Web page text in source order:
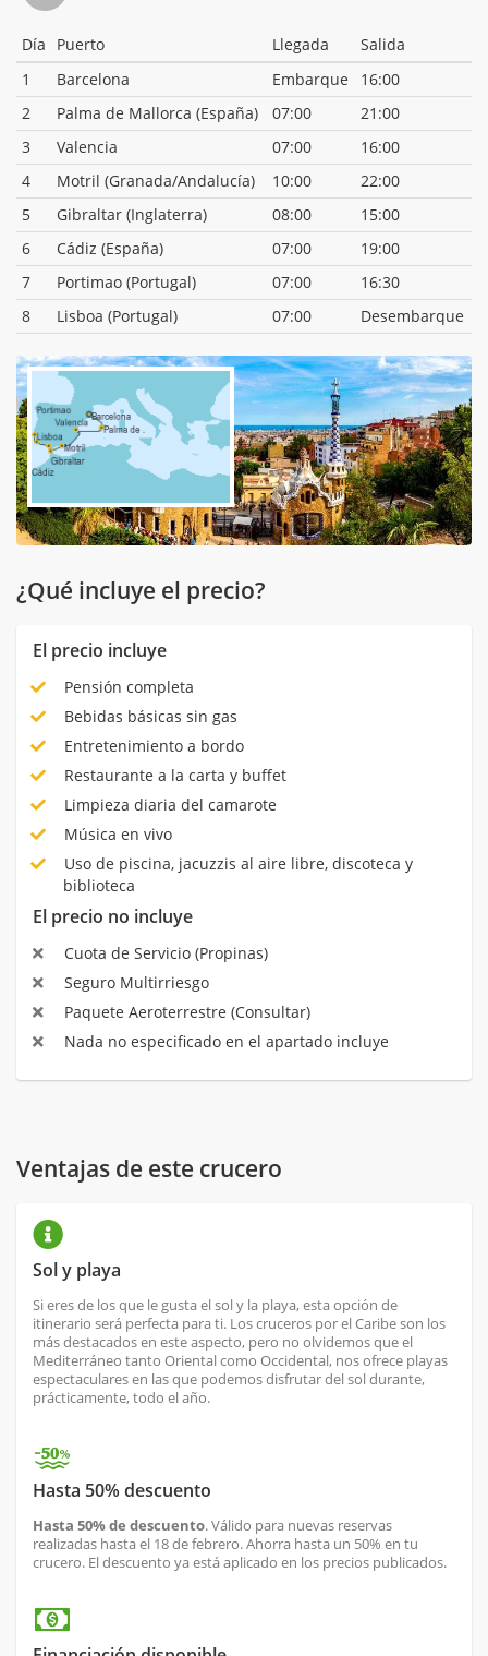
Día Puerto Llegada
Salida
1
Barcelona Embarque
16:00
2
Palma de Mallorca (España) 07:00
21:00
3
Valencia 07:00
16:00
4
Motril (Granada/Andalucía) 10:00
22:00
5
Gibraltar (Inglaterra) 08:00
15:00
6
Cádiz (España) 07:00
19:00
7
Portimao (Portugal) 07:00
16:30
8
Lisboa (Portugal) 07:00 Desembarque
¿Qué incluye el precio?
El precio incluye
Pensión completa
Bebidas básicas sin gas
Entretenimiento a bordo
Restaurante a la carta y buffet
Limpieza diaria del camarote
Música en vivo
Uso de piscina, jacuzzis al aire libre, discoteca y
biblioteca
El precio no incluye
Cuota de Servicio (Propinas)
Seguro Multirriesgo
Paquete Aeroterrestre (Consultar)
Nada no especificado en el apartado incluye
Ventajas de este crucero
Sol y playa
Si eres de los que le gusta el sol y la playa, esta opción de
itinerario será perfecta para ti. Los cruceros por el Caribe son los
más destacados en este aspecto, pero no olvidemos que el
Mediterráneo tanto Oriental como Occidental, nos ofrece playas
espectaculares en las que podemos disfrutar del sol durante,
prácticamente, todo el año.
Hasta 50% descuento
Hasta 50% de descuento. Válido para nuevas reservas
realizadas hasta el 18 de febrero. Ahorra hasta un 50% en tu
crucero. El descuento ya está aplicado en los precios publicados.